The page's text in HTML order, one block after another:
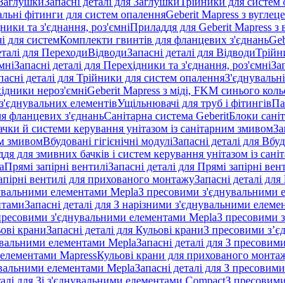
фітинги для систем опаленняGeberit Mapress з
та з'єднання, роз'ємніПриладдя для Geberit Mapress з
для системКомплекти гвинтів для фланцевих з'єднань
для ПереходиВідводиЗапасні деталі для Відводи
Запасні деталі для Перехідники та з'єднання, роз'ємні
деталі для Трійники для систем опалення
нероз'ємніGeberit Mapress з міді, FKM синього
елементівУщільнювачі для труб і фітингів
фланцевих з'єднаньСанітарна система GeberitБлоки
й системи керування унітазом із санітарним змивом
змивомВбудовані гігієнічні модуліЗапасні деталі для
для змивних бачків і систем керування унітазом із
Прямі запірні вентиліЗапасні деталі для Прямі запірні
вентилі для прихованого монтажуЗапасні деталі
елементами MeplaЗ пресовими з'єднувальними
Запасні деталі для З нарізними з'єднувальними
з'єднувальними елементами MeplaЗ пресовими
краниЗапасні деталі для Кульові краниЗ пресовими
елементами MeplaЗапасні деталі для З
MapressКульові крани для прихованого
елементами MeplaЗапасні деталі для З
для Зі з'єднувальними елементами CompactЗ